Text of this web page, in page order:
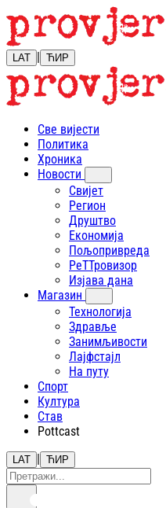
LAT | ЋИР
Све вијести
Политика
Хроника
Новости
Свијет
Регион
Друштво
Економија
Пољопривреда
РеТТровизор
Изјава дана
Магазин
Технологија
Здравље
Занимљивости
Лајфстajл
На путу
Спорт
Култура
Став
Pottcast
LAT | ЋИР